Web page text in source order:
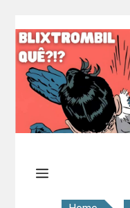
Saltar
para
conteúdo
Menu